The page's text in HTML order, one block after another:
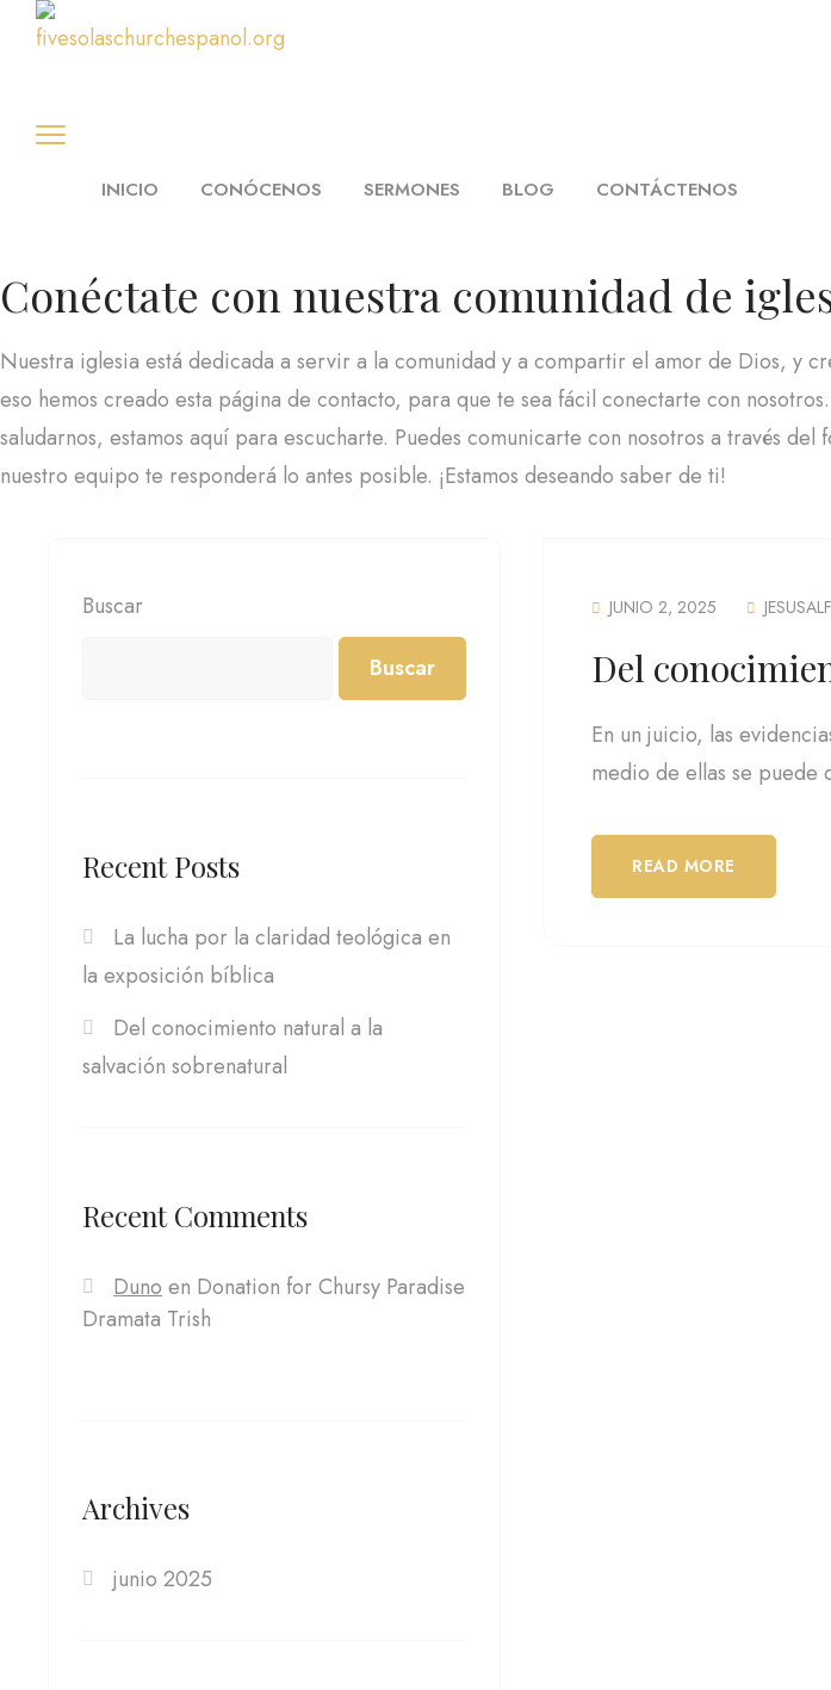
INICIO CONÓCENOS SERMONES BLOG CONTÁCTENOS
Conéctate con nuestra comunidad de
Nuestra iglesia está dedicada a servir a la comunidad y a compartir el amor de Dios, y
eso hemos creado esta página de contacto, para que te sea fácil conectarte con
saludarnos, estamos aquí para escucharte. Puedes comunicarte con nosotros a través
nuestro equipo te responderá lo antes posible. ¡Estamos deseando saber de ti!
JUNIO 2, 2025
Del
En un juicio, las
medio de ellas se puede
READ MORE
Buscar
Buscar
Recent Posts
La lucha por la claridad teológica en
la exposición bíblica
Del conocimiento natural a la
salvación sobrenatural
Recent Comments
Duno en Donation for Chursy Paradise
Dramata Trish
Archives
junio 2025